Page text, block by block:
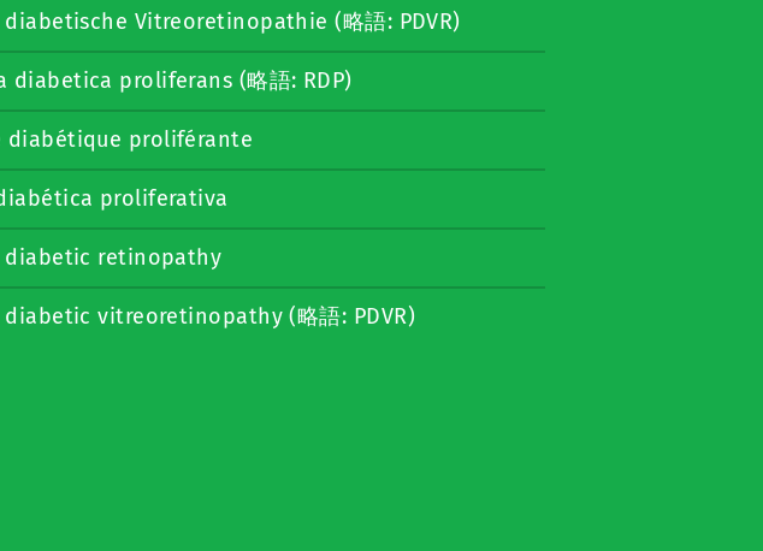
Vitreoretinopathie (略語: PDVR)
diabetica proliferans (略語: RDP)
proliférante
proliferativa
retinopathy
vitreoretinopathy (略語: PDVR)